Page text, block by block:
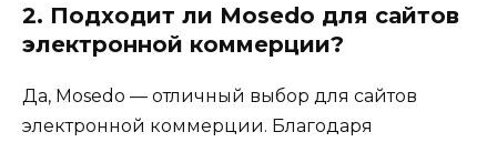
2. Подходит ли Mosedo для сайтов
электронной коммерции?
Да, Mosedo — отличный выбор для сайтов
электронной коммерции. Благодаря